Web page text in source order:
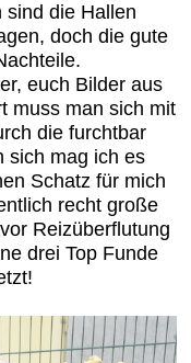
sind die Hallen
doch die gute
euch Bilder aus
muss man sich mit
die furchtbar
sich mag ich es
Schatz für mich
recht große
Reizüberflutung
drei Top Funde